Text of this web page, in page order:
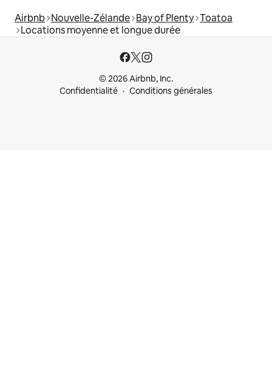
Airbnb Nouvelle-Zélande Bay of Plenty Toatoa
Locations moyenne et longue durée
© 2026 Airbnb, Inc.
Confidentialité
Conditions générales